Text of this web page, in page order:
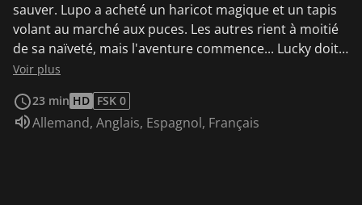
sauver. Lupo a acheté un haricot magique et un tapis
volant au marché aux puces. Les autres rient à moitié
de sa naïveté, mais l'aventure commence... Lucky doit
tourner un film vidéo pour l'école. Toute la famille
des décors. Mais de nouvelles querelles avec le voisin
Old Snotty entraînent un chaos total. Le film se fera-t-il,
Voir plus
23 min HD FSK 0
Audio :
Allemand, Anglais, Espagnol, Français